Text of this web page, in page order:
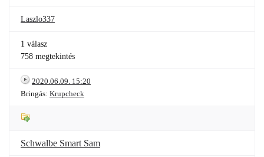
Laszlo337
1 válasz
758 megtekintés
2020.06.09. 15:20
Bringás: Krupcheck
Schwalbe Smart Sam